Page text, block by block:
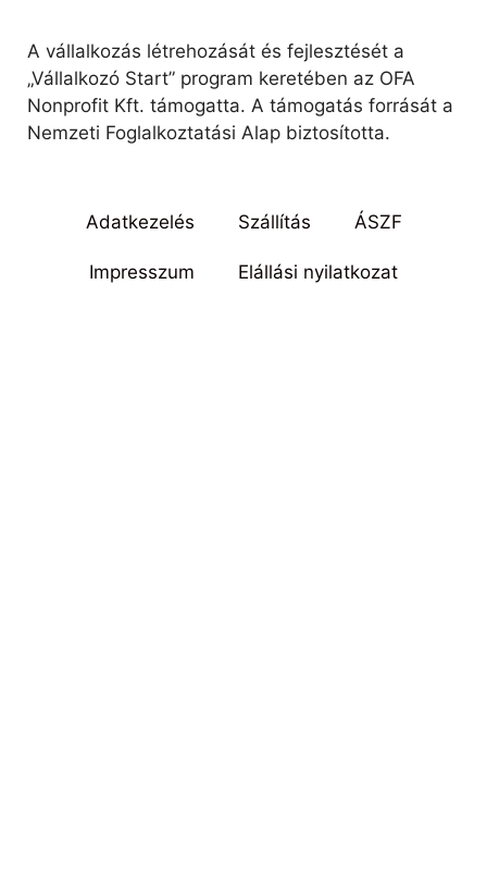
A vállalkozás létrehozását és fejlesztését a
„Vállalkozó Start” program keretében az OFA
Nonprofit Kft. támogatta. A támogatás forrását a
Nemzeti Foglalkoztatási Alap biztosította.
Adatkezelés Szállítás ÁSZF
Impresszum Elállási nyilatkozat